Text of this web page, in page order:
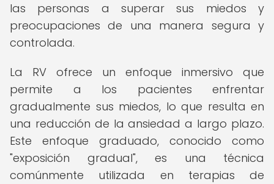
las personas a superar sus miedos y
preocupaciones de una manera segura y
controlada.
La RV ofrece un enfoque inmersivo que
permite a los pacientes enfrentar
gradualmente sus miedos, lo que resulta en
una reducción de la ansiedad a largo plazo.
Este enfoque graduado, conocido como
"exposición gradual", es una técnica
comúnmente utilizada en terapias de